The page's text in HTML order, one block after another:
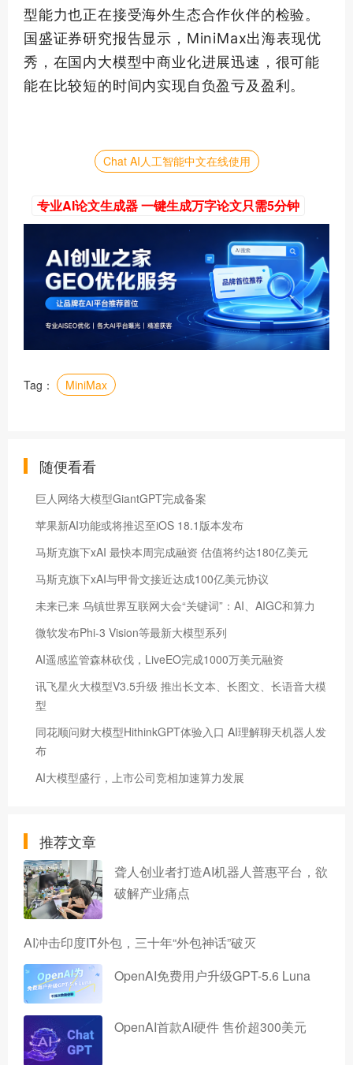
型能力也正在接受海外生态合作伙伴的检验。
国盛证券研究报告显示，MiniMax出海表现优
秀，在国内大模型中商业化进展迅速，很可能
能在比较短的时间内实现自负盈亏及盈利。
Chat AI人工智能中文在线使用
专业AI论文生成器 一键生成万字论文只需5分钟
Tag： MiniMax
随便看看
巨人网络大模型GiantGPT完成备案
苹果新AI功能或将推迟至iOS 18.1版本发布
马斯克旗下xAI 最快本周完成融资 估值将约达180亿美元
马斯克旗下xAI与甲骨文接近达成100亿美元协议
未来已来 乌镇世界互联网大会“关键词”：AI、AIGC和算力
微软发布Phi-3 Vision等最新大模型系列
AI遥感监管森林砍伐，LiveEO完成1000万美元融资
讯飞星火大模型V3.5升级 推出长文本、长图文、长语音大模
型
同花顺问财大模型HithinkGPT体验入口 AI理解聊天机器人发
布
AI大模型盛行，上市公司竞相加速算力发展
推荐文章
聋人创业者打造AI机器人普惠平台，欲
破解产业痛点
AI冲击印度IT外包，三十年“外包神话”破灭
OpenAI免费用户升级GPT-5.6 Luna
OpenAI首款AI硬件 售价超300美元